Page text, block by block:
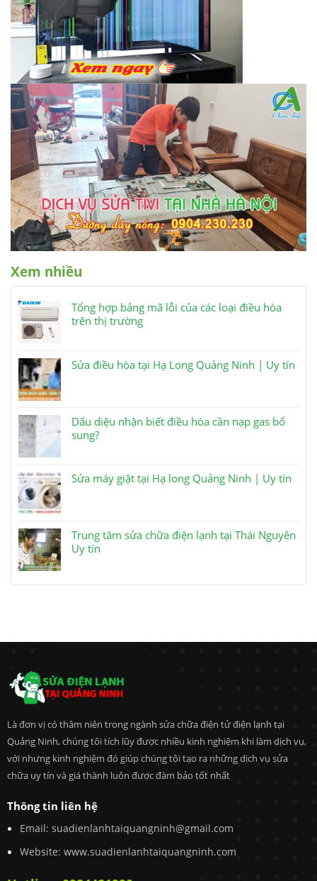
Xem nhiều
Tổng hợp bảng mã lỗi của các loại điều hòa
trên thị trường
Sửa điều hòa tại Hạ Long Quảng Ninh | Uy tín
Dấu diệu nhận biết điều hòa cần nạp gas bổ
sung?
Sửa máy giặt tại Hạ long Quảng Ninh | Uy tín
Trung tâm sửa chữa điện lạnh tại Thái Nguyên
Uy tín
Là đơn vị có thâm niên trong ngành sửa chữa điện tử điện lạnh tại
Quảng Ninh, chúng tôi tích lũy được nhiều kinh nghiệm khi làm dịch vụ,
với nhưng kinh nghiệm đó giúp chúng tôi tạo ra những dịch vụ sửa
chữa uy tín và giá thành luôn được đàm bảo tốt nhất
Thông tin liên hệ
Email: suadienlanhtaiquangninh@gmail.com
Website: www.suadienlanhtaiquangninh.com